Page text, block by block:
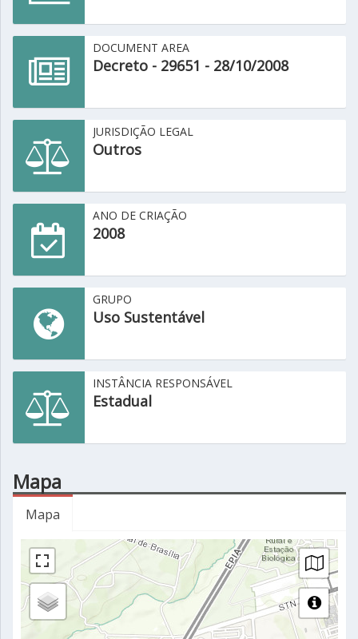
DOCUMENT AREA
Decreto - 29651 - 28/10/2008
JURISDIÇÃO LEGAL
Outros
ANO DE CRIAÇÃO
2008
GRUPO
Uso Sustentável
INSTÂNCIA RESPONSÁVEL
Estadual
Mapa
Mapa